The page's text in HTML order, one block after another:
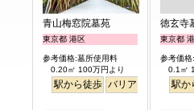
青山梅窓院墓苑
東京都 港区
参考価格:墓所使用料
0.20㎡ 100万円より
駅から徒歩 バリアフリー 永代
徳玄寺
東京都
参考価
0.1㎡
駅か